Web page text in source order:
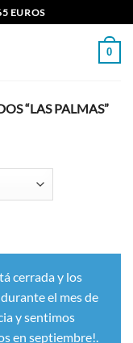
EUROS
0
“LAS PALMAS”
cerrada y los
el mes de
y sentimos
en septiembre!.